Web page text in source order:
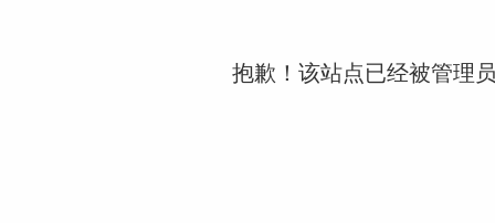
抱歉！该站点已经被管理